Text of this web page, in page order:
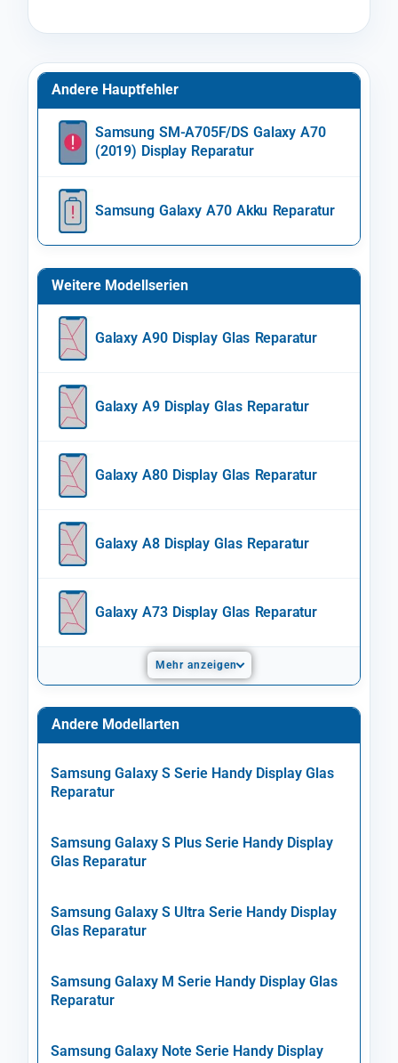
Andere Hauptfehler
Samsung SM-A705F/DS Galaxy A70
(2019) Display Reparatur
Samsung Galaxy A70 Akku Reparatur
Weitere Modellserien
Galaxy A90 Display Glas Reparatur
Galaxy A9 Display Glas Reparatur
Galaxy A80 Display Glas Reparatur
Galaxy A8 Display Glas Reparatur
Galaxy A73 Display Glas Reparatur
Mehr anzeigen
Andere Modellarten
Samsung Galaxy S Serie Handy Display Glas
Reparatur
Samsung Galaxy S Plus Serie Handy Display
Glas Reparatur
Samsung Galaxy S Ultra Serie Handy Display
Glas Reparatur
Samsung Galaxy M Serie Handy Display Glas
Reparatur
Samsung Galaxy Note Serie Handy Display